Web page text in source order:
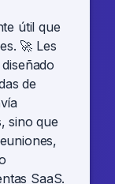
útil que
🚀 Les
de
sino que
SaaS.